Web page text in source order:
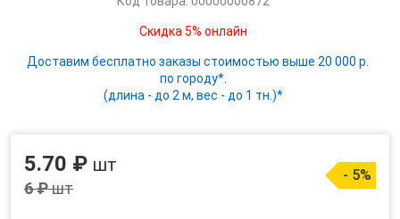
Скидка 5% онлайн
Доставим бесплатно заказы стоимостью выше 20 000 р.
по городу*.
(длина - до 2 м, вес - до 1 тн.)*
5.70 ₽ шт
6 ₽шт
- 5%